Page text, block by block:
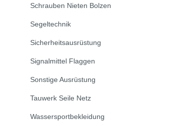
Schrauben Nieten Bolzen
Segeltechnik
Sicherheitsausrüstung
Signalmittel Flaggen
Sonstige Ausrüstung
Tauwerk Seile Netz
Wassersportbekleidung